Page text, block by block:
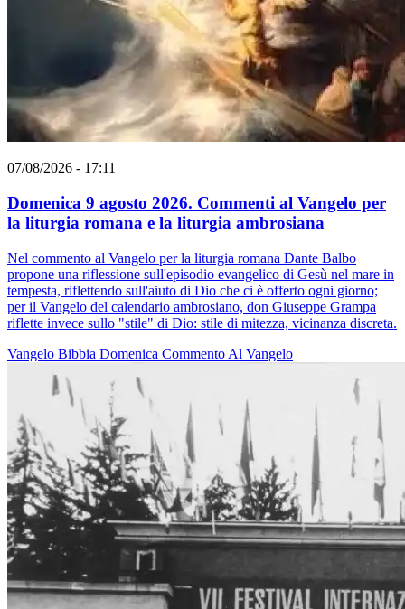
07/08/2026 - 17:11
Domenica 9 agosto 2026. Commenti al Vangelo per
la liturgia romana e la liturgia ambrosiana
Nel commento al Vangelo per la liturgia romana Dante Balbo
propone una riflessione sull'episodio evangelico di Gesù nel mare in
tempesta, riflettendo sull'aiuto di Dio che ci è offerto ogni giorno;
per il Vangelo del calendario ambrosiano, don Giuseppe Grampa
riflette invece sullo "stile" di Dio: stile di mitezza, vicinanza discreta.
Vangelo Bibbia Domenica Commento Al Vangelo